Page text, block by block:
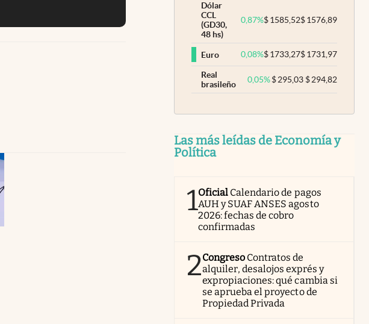
Dólar
CCL
(GD30,
48 hs)
0,87%$1585,52$1576,89
Euro 0,08%$1733,27$1731,97
Real
brasileño
0,05% $295,03 $294,82
Las más leídas de Economía y
Política
1Oficial Calendario de pagos
AUH y SUAF ANSES agosto
2026: fechas de cobro
confirmadas
2Congreso Contratos de
alquiler, desalojos exprés y
expropiaciones: qué cambia si
se aprueba el proyecto de
Propiedad Privada